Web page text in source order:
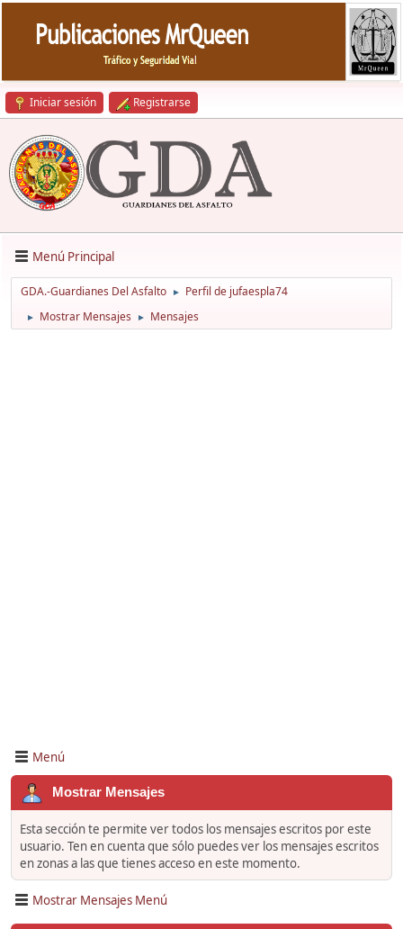
Iniciar sesión Registrarse
Menú Principal
GDA.-Guardianes Del Asfalto ► Perfil de jufaespla74
► Mostrar Mensajes ► Mensajes
Menú
Mostrar Mensajes
Esta sección te permite ver todos los mensajes escritos por este
usuario. Ten en cuenta que sólo puedes ver los mensajes escritos
en zonas a las que tienes acceso en este momento.
Mostrar Mensajes Menú